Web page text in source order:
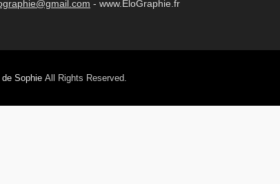
- www.EloGraphie.fr
Sophie All Rights Reserved.